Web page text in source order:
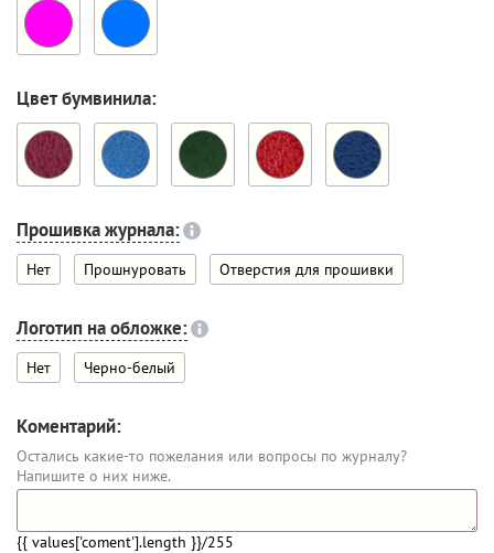
Цвет бумвинила:
Прошивка журнала:
Нет Прошнуровать Отверстия для прошивки
Логотип на обложке:
Нет Черно-белый
Коментарий:
Остались какие-то пожелания или вопросы по журналу?
Напишите о них ниже.
{{ values['coment'].length }}/255